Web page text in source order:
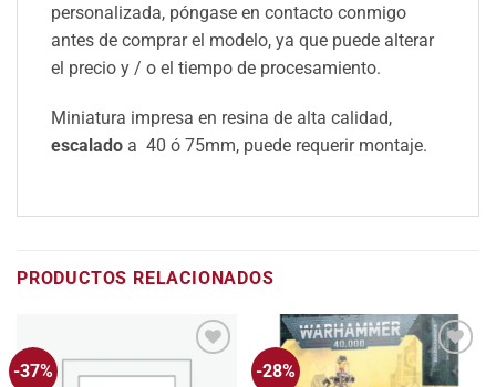
personalizada, póngase en contacto conmigo
antes de comprar el modelo, ya que puede alterar
el precio y / o el tiempo de procesamiento.
Miniatura impresa en resina de alta calidad,
escalado a 40 ó 75mm, puede requerir montaje.
PRODUCTOS RELACIONADOS
-37% -28%
Añadir